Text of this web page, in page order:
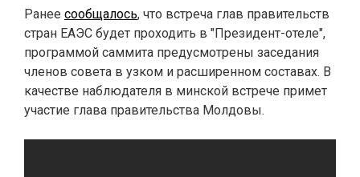
Ранее сообщалось, что встреча глав правительств
стран ЕАЭС будет проходить в "Президент-отеле",
программой саммита предусмотрены заседания
членов совета в узком и расширенном составах. В
качестве наблюдателя в минской встрече примет
участие глава правительства Молдовы.